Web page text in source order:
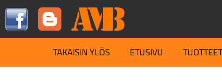
TAKAISIN YLÖS ETUSIVU TUOTTEET